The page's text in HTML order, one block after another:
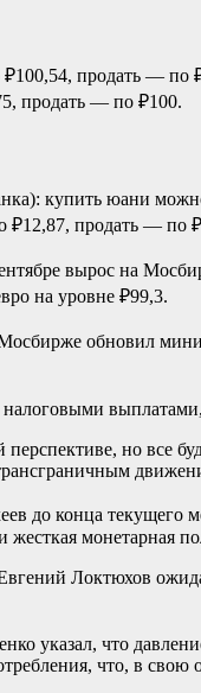
₽100,54, продать — по
продать — по ₽100.
купить юани
₽12,87, продать — по
вырос на
на уровне ₽99,3.
обновил
налоговыми
но все
до конца текущего
монетарная
Локтюхов
указал, что
что, в